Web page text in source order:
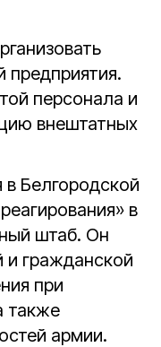
предприятия.
персонала и
внештатных
Белгородской
в
штаб. Он
и гражданской
при
также
армии.